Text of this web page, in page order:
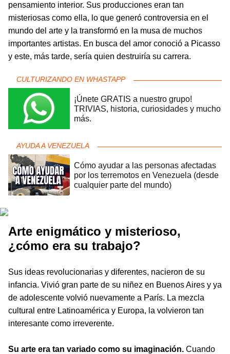
pensamiento interior. Sus producciones eran tan
misteriosas como ella, lo que generó controversia en el
mundo del arte y la transformó en la musa de muchos
importantes artistas. En busca del amor conoció a Picasso
y este, más tarde, sería quien destruiría su carrera.
CULTURIZANDO EN WHASTAPP
¡Únete GRATIS a nuestro grupo!
TRIVIAS, historia, curiosidades y mucho
más.
AYUDA A VENEZUELA
Cómo ayudar a las personas afectadas
por los terremotos en Venezuela (desde
cualquier parte del mundo)
Arte enigmático y misterioso,
¿cómo era su trabajo?
Sus ideas revolucionarias y diferentes, nacieron de su
infancia. Vivió gran parte de su niñez en Buenos Aires y ya
de adolescente volvió nuevamente a París. La mezcla
cultural entre Latinoamérica y Europa, la volvieron tan
interesante como irreverente.
Su arte era tan variado como su imaginación. Cuando